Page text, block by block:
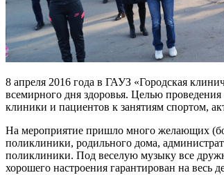
8 апреля 2016 года в ГАУЗ «Городская
всемирного дня здоровья. Целью
клиники и пациентов к занятиям спортом,
На мероприятие пришло много желающих
поликлиники, родильного дома,
поликлиники. Под веселую музыку все
хорошего настроения гарантирован на весь